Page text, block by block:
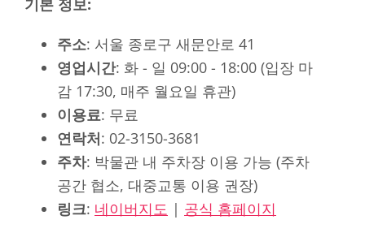
주소: 서울 종로구 새문안로 41
영업시간: 화 - 일 09:00 - 18:00 (입장 마
감 17:30, 매주 월요일 휴관)
이용료: 무료
연락처: 02-3150-3681
주차: 박물관 내 주차장 이용 가능 (주차
공간 협소, 대중교통 이용 권장)
링크: 네이버지도 | 공식 홈페이지